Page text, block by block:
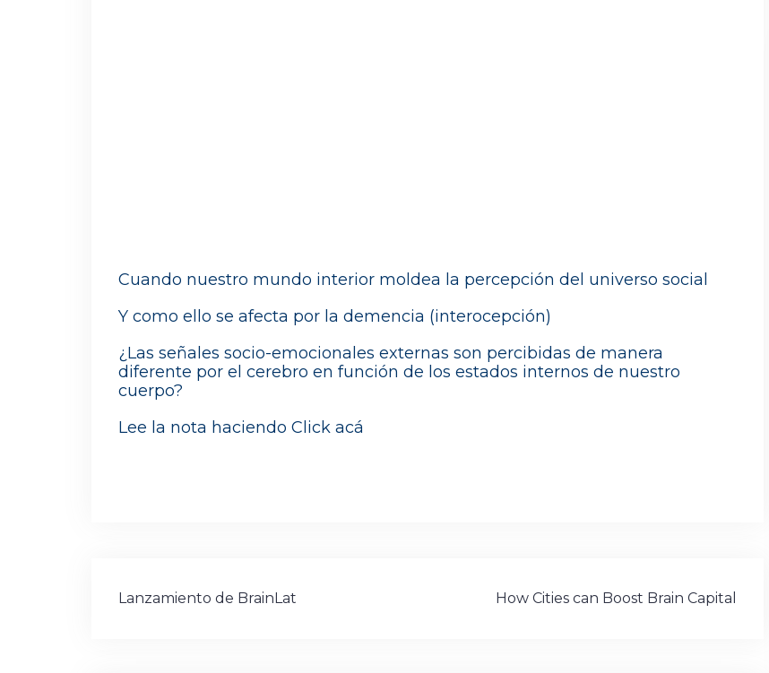
Cuando nuestro mundo interior moldea la percepción del universo social
Y como ello se afecta por la demencia (interocepción)
¿Las señales socio-emocionales externas son percibidas de manera
diferente por el cerebro en función de los estados internos de nuestro
cuerpo?
Lee la nota haciendo Click acá
Navegación
Lanzamiento de BrainLat How Cities can Boost Brain Capital